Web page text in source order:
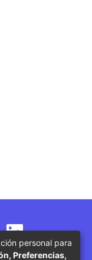
personal para
Preferencias,